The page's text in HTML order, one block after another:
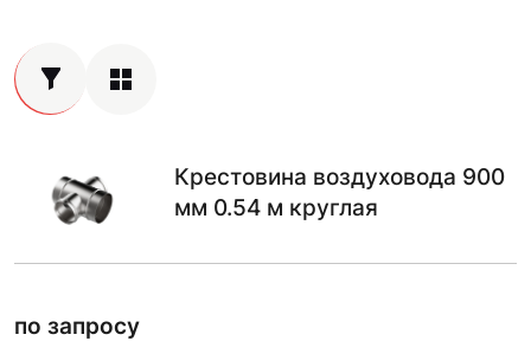
Крестовина воздуховода 900
мм 0.54 м круглая
по запросу